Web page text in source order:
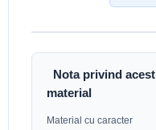
Nota privind acest
material
Material cu caracter